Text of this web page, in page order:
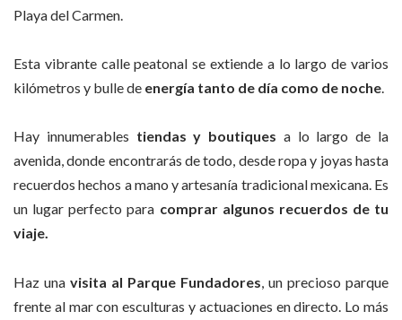
Playa del Carmen.
Esta vibrante calle peatonal se extiende a lo largo de varios
kilómetros y bulle de energía tanto de día como de noche.
Hay innumerables tiendas y boutiques a lo largo de la
avenida, donde encontrarás de todo, desde ropa y joyas hasta
recuerdos hechos a mano y artesanía tradicional mexicana. Es
un lugar perfecto para comprar algunos recuerdos de tu
viaje.
Haz una visita al Parque Fundadores, un precioso parque
frente al mar con esculturas y actuaciones en directo. Lo más